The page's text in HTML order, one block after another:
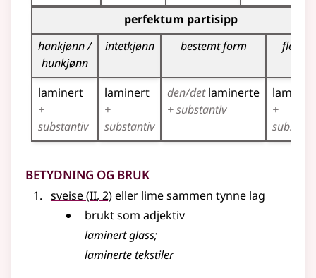
Bøyingstabell for dette verbet (partisippformer)
perfektum partisipp
hankjønn /
hunkjønn
intetkjønn bestemt form flertall
laminert
+
substantiv
laminert
+
substantiv
den/detlaminerte
+ substantiv
+
Betydning og bruk
sveise(2
II, 2)eller lime sammen tynne lag
brukt som adjektiv
laminert glass;
laminerte tekstiler